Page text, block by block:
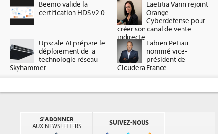
Beemo valide la
certification HDS v2.0
Laetitia Varin rejoint
Orange
Cyberdefense pour
créer son canal de vente
indirecte
Upscale AI prépare le
déploiement de la
technologie réseau
Skyhammer
Fabien Petiau
nommé vice-
président de
Cloudera France
S'ABONNER
AUX NEWSLETTERS
SUIVEZ-NOUS